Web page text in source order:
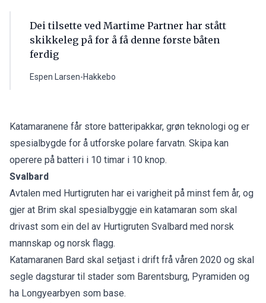
Dei tilsette ved Martime Partner har stått
skikkeleg på for å få denne første båten
ferdig
Espen Larsen-Hakkebo
Katamaranene får store batteripakkar, grøn teknologi og er
spesialbygde for å utforske polare farvatn. Skipa kan
operere på batteri i 10 timar i 10 knop.
Svalbard
Avtalen med Hurtigruten har ei varigheit på minst fem år, og
gjer at Brim skal spesialbyggje ein katamaran som skal
drivast som ein del av Hurtigruten Svalbard med norsk
mannskap og norsk flagg.
Katamaranen Bard skal setjast i drift frå våren 2020 og skal
segle dagsturar til stader som Barentsburg, Pyramiden og
ha Longyearbyen som base.